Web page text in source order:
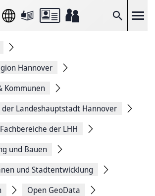
Suche
Hannover
Kommunen
Landeshauptstadt Hannover
der LHH
und Bauen
und Stadtentwicklung
Open GeoData